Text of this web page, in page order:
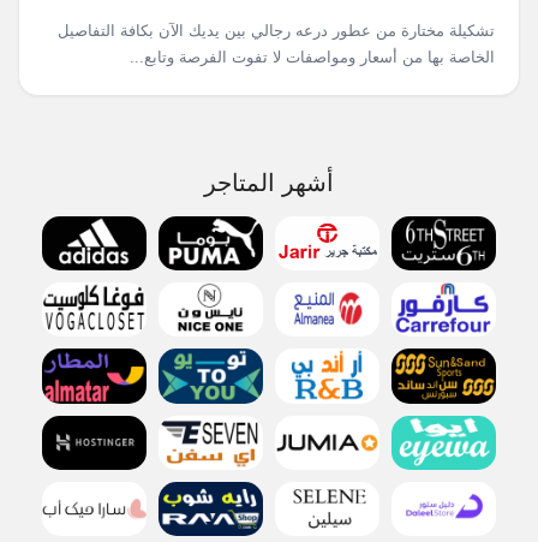
تشكيلة مختارة من عطور درعه رجالي بين يديك الآن بكافة التفاصيل
الخاصة بها من أسعار ومواصفات لا تفوت الفرصة وتابع...
أشهر المتاجر